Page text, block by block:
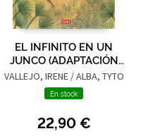
EL INFINITO EN UN
JUNCO (ADAPTACIÓN
GRÁFICA)
VALLEJO, IRENE / ALBA, TYTO
En stock
22,90 €